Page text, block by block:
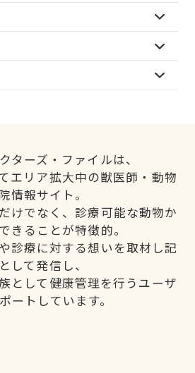
ターズ・ファイルは、
エリア拡大中の獣医師・動物
情報サイト。
けでなく、診療可能な動物か
きることが特徴的。
診療に対する想いを取材し記
して発信し、
として健康管理を行うユーザ
ートしています。